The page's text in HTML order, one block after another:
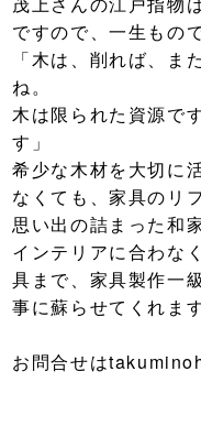
ですので、一生もの
「木は、削れば、ま
ね。
木は限られた資源で
す」
希少な木材を大切に
なくても、家具のリ
思い出の詰まった和
インテリアに合わな
具まで、家具製作一
事に蘇らせてくれま
お問合せは